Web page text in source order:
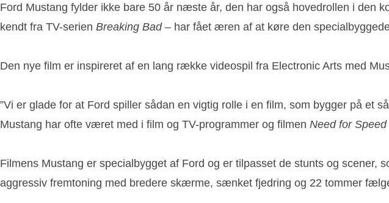
Ford Mustang fylder ikke bare 50 år næste år, den har også hovedrollen i den
kendt fra TV-serien Breaking Bad – har fået æren af at køre den
Den nye film er inspireret af en lang række videospil fra Electronic Arts med
”Vi er glade for at Ford spiller sådan en vigtig rolle i en film, som bygger på et
Mustang har ofte været med i film og TV-programmer og filmen Need for Speed
Filmens Mustang er specialbygget af Ford og er tilpasset de stunts og
aggressiv fremtoning med bredere skærme, sænket fjedring og 22 tommer